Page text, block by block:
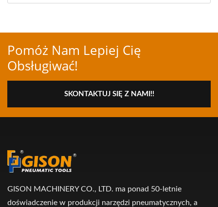
Pomóż Nam Lepiej Cię
Obsługiwać!
SKONTAKTUJ SIĘ Z NAMI!!
GISON MACHINERY CO., LTD. ma ponad 50-letnie
doświadczenie w produkcji narzędzi pneumatycznych, a